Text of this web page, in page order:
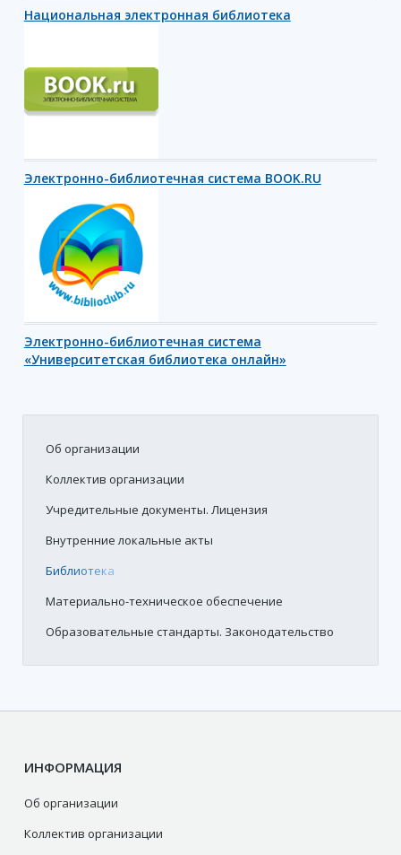
Национальная электронная библиотека
Электронно-библиотечная система BOOK.RU
Электронно-библиотечная система
«Университетская библиотека онлайн»
Об организации
Коллектив организации
Учредительные документы. Лицензия
Внутренние локальные акты
Библиотека
Материально-техническое обеспечение
Образовательные стандарты. Законодательство
ИНФОРМАЦИЯ
Об организации
Коллектив организации